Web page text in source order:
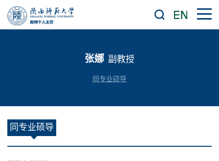
张娜 副教授
同专业硕导
同专业硕导